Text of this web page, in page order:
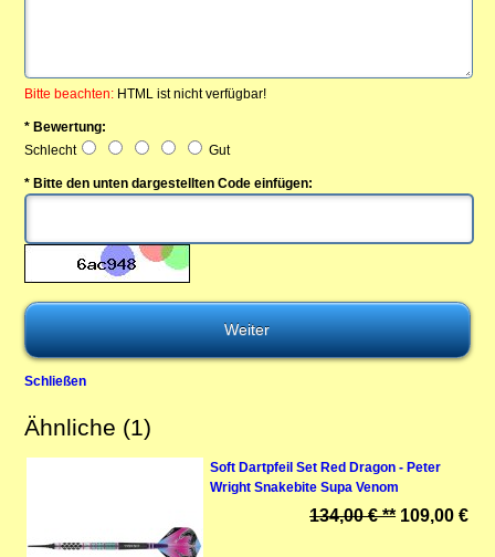
Bitte beachten: HTML ist nicht verfügbar!
* Bewertung:
Schlecht
Gut
* Bitte den unten dargestellten Code einfügen:
Schließen
Ähnliche (1)
Soft Dartpfeil Set Red Dragon - Peter
Wright Snakebite Supa Venom
134,00 € ** 109,00 €